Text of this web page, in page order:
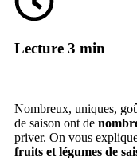
Lecture 3 min
Nombreux, uniques,
de saison ont de
priver. On vous
fruits et légumes de